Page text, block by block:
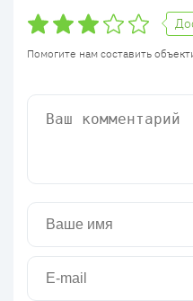
Помогите нам составить